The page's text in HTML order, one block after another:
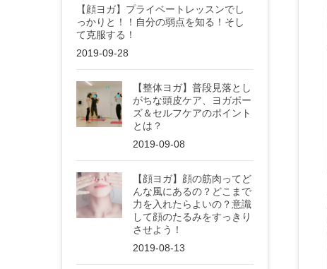
【顔ヨガ】プライベートレッスンでし
っかりと！！自分の弱点を知る！そし
て克服する！
2019-09-28
【整体ヨガ】普段見落とし
がちな頭皮ケア、ヨガポー
ズ＆セルフケアのポイント
とは？
2019-09-08
【顔ヨガ】顔の筋肉ってど
んな風にあるの？どこまで
力を入れたらよいの？意識
して顔のたるみをすっきり
させよう！
2019-08-13